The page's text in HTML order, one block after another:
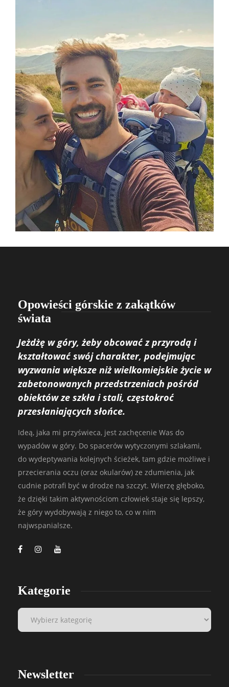
Opowieści górskie z zakątków
świata
Jeżdżę w góry, żeby obcować z przyrodą i
kształtować swój charakter, podejmując
wyzwania większe niż wielkomiejskie życie w
zabetonowanych przedstrzeniach pośród
obiektów ze szkła i stali, częstokroć
przesłaniających słońce.
Ideą, jaka mi przyświeca, jest zachęcenie Was do
wypadów w góry. Do spacerów wytyczonymi szlakami,
do wydeptywania kolejnych ścieżek, tam gdzie możliwe i
przecierania oczu (oraz okularów) ze zdumienia, jak
cudnie potrafi być w drodze na szczyt. Wierzę głęboko,
że dzięki takim aktywnościom człowiek staje się lepszy,
że góry wydobywają z niego to, co w nim
najwspanialsze.
Kategorie
Newsletter